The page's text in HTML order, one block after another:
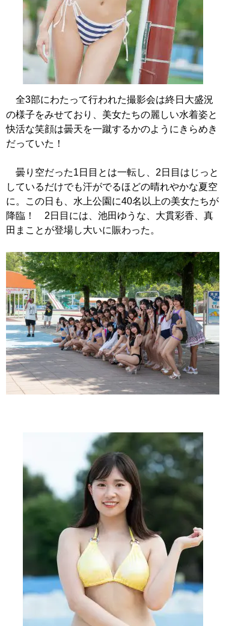
全3部にわたって行われた撮影会は終日大盛況
の様子をみせており、美女たちの麗しい水着姿と
快活な笑顔は曇天を一蹴するかのようにきらめき
だっていた！
曇り空だった1日目とは一転し、2日目はじっと
しているだけでも汗がでるほどの晴れやかな夏空
に。この日も、水上公園に40名以上の美女たちが
降臨！ 2日目には、池田ゆうな、大貫彩香、真
田まことが登場し大いに賑わった。